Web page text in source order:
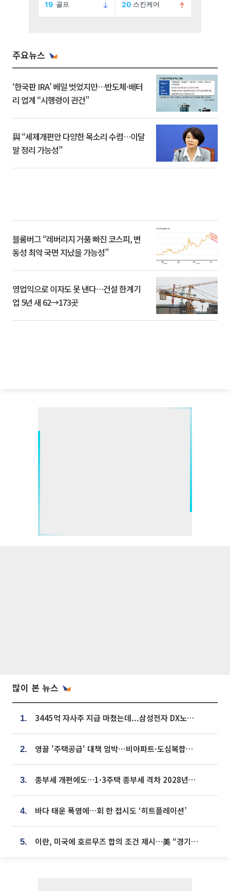
주요뉴스
‘한국판 IRA’ 베일 벗었지만…반도체·배터
리 업계 “시행령이 관건”
與 “세제개편안 다양한 목소리 수렴…이달
말 정리 가능성”
블룸버그 “레버리지 거품 빠진 코스피, 변
동성 최악 국면 지났을 가능성”
영업익으로 이자도 못 낸다…건설 한계기
업 5년 새 62→173곳
많이 본 뉴스
1. 3445억 자사주 지급 마쳤는데...삼성전자 DX노조, 뒤늦은 '떼쓰기 집회'
2. 영끌 '주택공급' 대책 임박⋯비아파트·도심복합까지 총동원
3. 종부세 개편에도…1·3주택 종부세 격차 2028년부터 확대
4. 바다 태운 폭염에…회 한 접시도 ‘히트플레이션’
5. 이란, 미국에 호르무즈 합의 조건 제시…美 “경기 아직 안 끝나” [종합]